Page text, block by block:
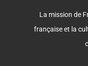
La mission de
française et la